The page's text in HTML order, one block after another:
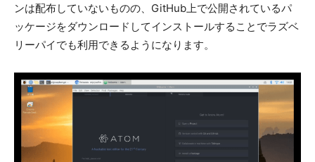
ンは配布していないものの、GitHub上で公開されているパ
ッケージをダウンロードしてインストールすることでラズベ
リーパイでも利用できるようになります。